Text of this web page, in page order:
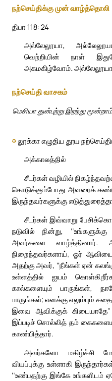
நற்செய்திக்கு முன் வாழ்த்தொலி
திபா 118: 24
அல்லேலூயா,
வெற்றியின் நாள்
அகமகிழ்வோம்.
நற்செய்தி வாசகம்
மெசியா துன்புற்று இறந்து
✠லூக்கா எழுதிய தூய
அக்காலத்தில்
சீடர்கள் வழியில்
கொடுக்கும்போது அவரைக்
இருந்தவர்களுக்கு
சீடர்கள் இவ்வாறு
நடுவில் நின்று,
அவர்களை வாழ்த்தினார்.
நிறைந்தவர்களாய், ஓர்
அதற்கு அவர், ‘‘நீங்கள் ஏன்
உள்ளத்தில் ஐயம்
கால்களையும் பாருங்கள்,
பாருங்கள்; எனக்கு எலும்பும்
இவை ஆவிக்குக்
இப்படிச் சொல்லித் தம்
காண்பித்தார்.
அவர்களோ மகிழ்ச்சி
வியப்புக்கு உள்ளாகி
‘‘உண்பதற்கு இங்கே உங்களிடம்